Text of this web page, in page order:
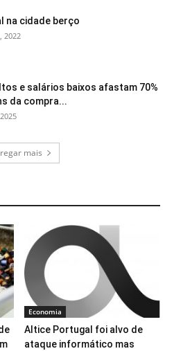
na cidade berço
2022
e salários baixos afastam 70%
da compra...
mais
Economia
Altice Portugal foi alvo de
ataque informático mas